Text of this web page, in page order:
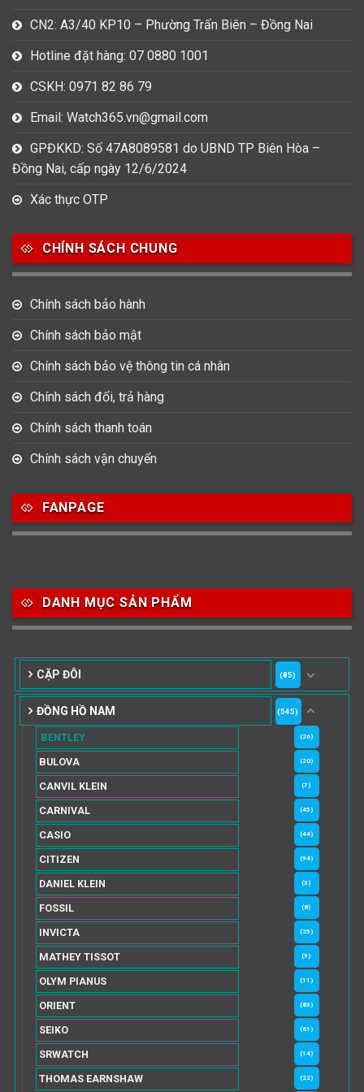
CN2: A3/40 KP10 – Phường Trấn Biên – Đồng Nai
Hotline đặt hàng: 07 0880 1001
CSKH: 0971 82 86 79
Email: Watch365.vn@gmail.com
GPĐKKD: Số 47A8089581 do UBND TP Biên Hòa –
Đồng Nai, cấp ngày 12/6/2024
Xác thực OTP
CHÍNH SÁCH CHUNG
Chính sách bảo hành
Chính sách bảo mật
Chính sách bảo vệ thông tin cá nhân
Chính sách đổi, trả hàng
Chính sách thanh toán
Chính sách vận chuyển
FANPAGE
DANH MỤC SẢN PHẨM
CẶP ĐÔI (85)
ĐỒNG HỒ NAM (545)
BENTLEY (26)
BULOVA (20)
CANVIL KLEIN (7)
CARNIVAL (45)
CASIO (44)
CITIZEN (94)
DANIEL KLEIN (3)
FOSSIL (8)
INVICTA (25)
MATHEY TISSOT (9)
OLYM PIANUS (11)
ORIENT (83)
SEIKO (61)
SRWATCH (14)
THOMAS EARNSHAW (22)